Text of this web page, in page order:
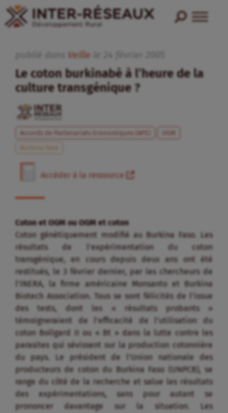
Veille
Le coton burkinabè à l’heure de la
culture transgénique ?
Accords de Partenariats Economiques (APE)
OGM
Burkina Faso
Accéder à la ressource
Coton et OGM ou OGM et coton
Coton génétiquement modifié au Burkina Faso. Les
résultats de l’expérimentation du coton
transgénique, en cours depuis deux ans ont été
restitués, le 3 février dernier, par les chercheurs de
l’INERA, la firme américaine Monsanto et Burkina
Biotech Association. Tous se sont félicités de l’issue
des tests, dont les « résultats probants »
témoigneraient de l’efficacité de l’utilisation du
coton Bollgard II ou « Bt » dans la lutte contre les
parasites qui sévissent sur la production cotonnière
du pays. Le président de l’Union nationale des
producteurs de coton du Burkina Faso (UNPCB), se
range du côté de la recherche et salue les résultats
des expérimentations, sans pour autant se
prononcer davantage sur la situation. Les